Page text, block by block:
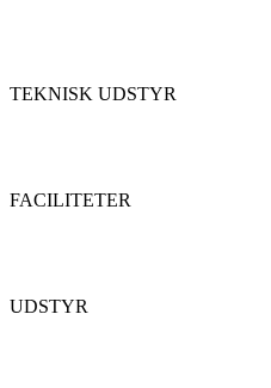
TEKNISK UDSTYR
FACILITETER
UDSTYR